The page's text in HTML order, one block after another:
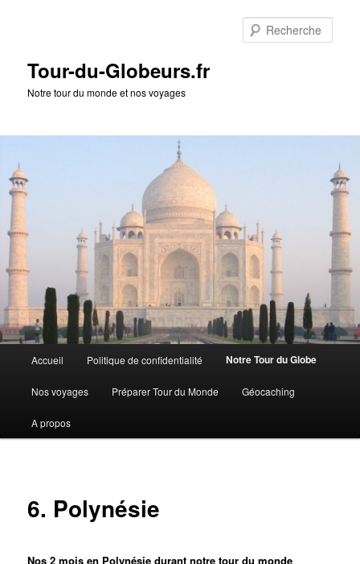
Tour-du-Globeurs.fr
Notre tour du monde et nos voyages
principal
Aller
au
contenu
Aller
au
contenu
Accueil Politique de confidentialité Notre Tour du Globe
Nos voyages Préparer Tour du Monde Géocaching
A propos
6. Polynésie
Nos 2 mois en Polynésie durant notre tour du monde